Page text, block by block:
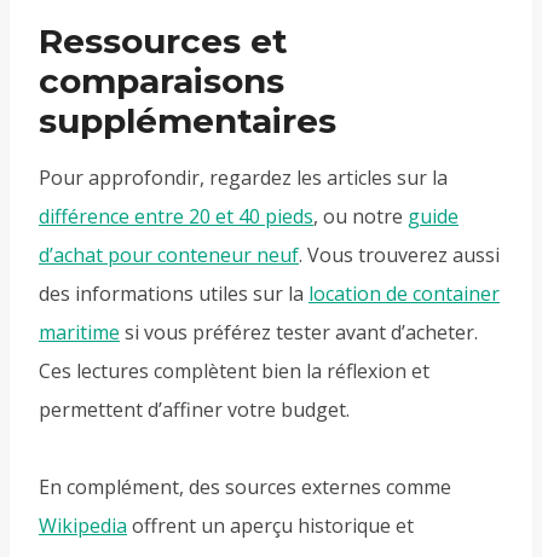
Ressources et
comparaisons
supplémentaires
Pour approfondir, regardez les articles sur la
différence entre 20 et 40 pieds, ou notre guide
d’achat pour conteneur neuf. Vous trouverez aussi
des informations utiles sur la location de container
maritime si vous préférez tester avant d’acheter.
Ces lectures complètent bien la réflexion et
permettent d’affiner votre budget.
En complément, des sources externes comme
Wikipedia offrent un aperçu historique et